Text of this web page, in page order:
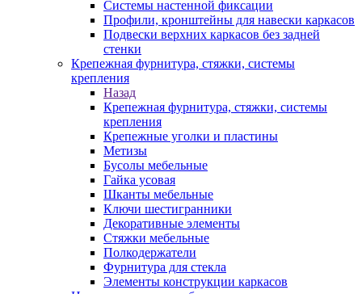
Системы настенной фиксации
Профили, кронштейны для навески каркасов
Подвески верхних каркасов без задней
стенки
Крепежная фурнитура, стяжки, системы
крепления
Назад
Крепежная фурнитура, стяжки, системы
крепления
Крепежные уголки и пластины
Метизы
Бусолы мебельные
Гайка усовая
Шканты мебельные
Ключи шестигранники
Декоративные элементы
Стяжки мебельные
Полкодержатели
Фурнитура для стекла
Элементы конструкции каркасов